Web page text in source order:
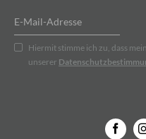
Hiermit stimme ich zu, dass
unserer